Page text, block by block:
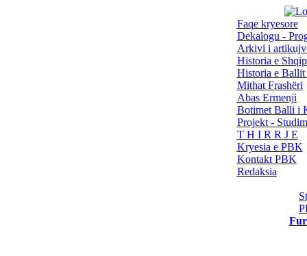
Faqe kryesore
Dekalogu -
Arkivi i
Historia e
Historia e Ballit
Mithat Frashëri
Abas Ermenji
Botimet Balli i
Projekt -
T H I R R J E
Kryesia e PBK
Kontakt PBK
Redaksia